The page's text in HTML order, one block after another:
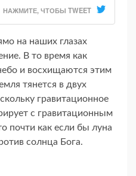
НАЖМИТЕ, ЧТОБЫ TWEET
на наших глазах
В то время как
и восхищаются этим
тянется в двух
гравитационное
с гравитационным
почти как если бы луна
солнца Бога.